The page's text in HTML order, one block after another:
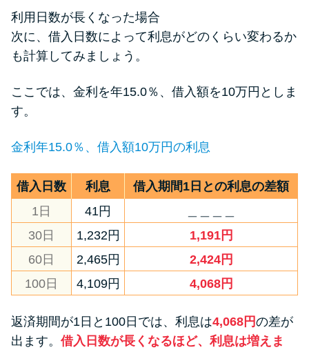
利用日数が長くなった場合
次に、借入日数によって利息がどのくらい変わるか
も計算してみましょう。
ここでは、金利を年15.0％、借入額を10万円としま
す。
金利年15.0％、借入額10万円の利息
借入日数 利息
借入期間1日との利息の差額
1日
41円
30日
1,232円
1,191円
60日
2,465円
2,424円
100日
4,109円 4,068円
返済期間が1日と100日では、利息は4,068円の差が
出ます。 借入日数が長くなるほど、利息は増えま